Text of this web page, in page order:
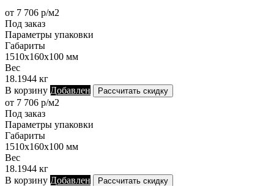
от 7 706 р/м2
Под заказ
Параметры упаковки
Габариты
1510х160х100 мм
Вес
18.1944 кг
В корзину Добавлен Рассчитать скидку
от 7 706 р/м2
Под заказ
Параметры упаковки
Габариты
1510х160х100 мм
Вес
18.1944 кг
В корзину Добавлен Рассчитать скидку